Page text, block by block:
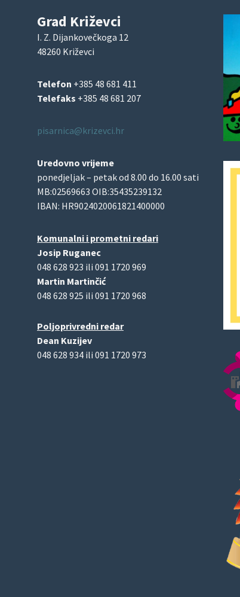
Grad Križevci
I. Z. Dijankovečkoga 12
48260 Križevci
Telefon +385 48 681 411
Telefaks +385 48 681 207
pisarnica@krizevci.hr
Uredovno vrijeme
ponedjeljak – petak od 8.00 do 16.00 sati
MB:02569663 OIB:35435239132
IBAN: HR9024020061821400000
Komunalni i prometni redari
Josip Ruganec
048 628 923 ili 091 1720 969
Martin Martinčić
048 628 925 ili 091 1720 968
Poljoprivredni redar
Dean Kuzijev
048 628 934 ili 091 1720 973